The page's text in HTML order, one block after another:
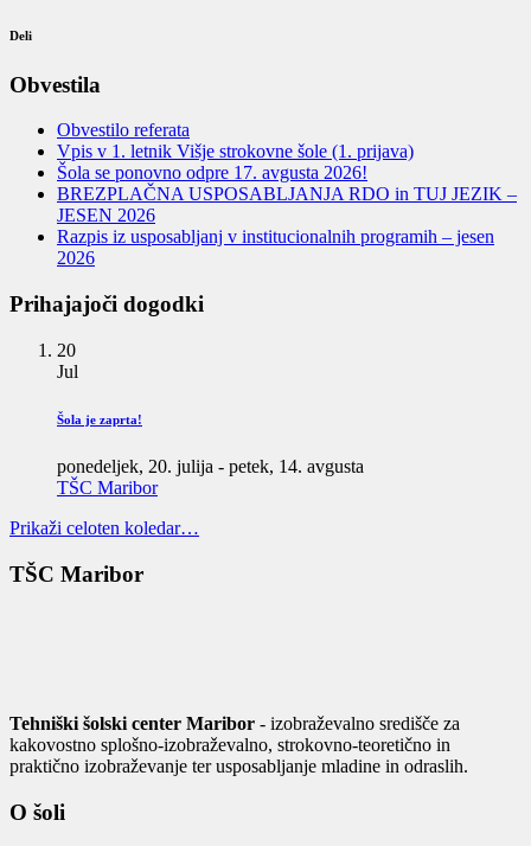
Deli
Obvestila
Obvestilo referata
Vpis v 1. letnik Višje strokovne šole (1. prijava)
Šola se ponovno odpre 17. avgusta 2026!
BREZPLAČNA USPOSABLJANJA RDO in TUJ JEZIK –
JESEN 2026
Razpis iz usposabljanj v institucionalnih programih – jesen
2026
Prihajajoči dogodki
20
Jul
Šola je zaprta!
ponedeljek, 20. julija - petek, 14. avgusta
TŠC Maribor
Prikaži celoten koledar…
TŠC Maribor
Tehniški šolski center Maribor - izobraževalno središče za
kakovostno splošno-izobraževalno, strokovno-teoretično in
praktično izobraževanje ter usposabljanje mladine in odraslih.
O šoli